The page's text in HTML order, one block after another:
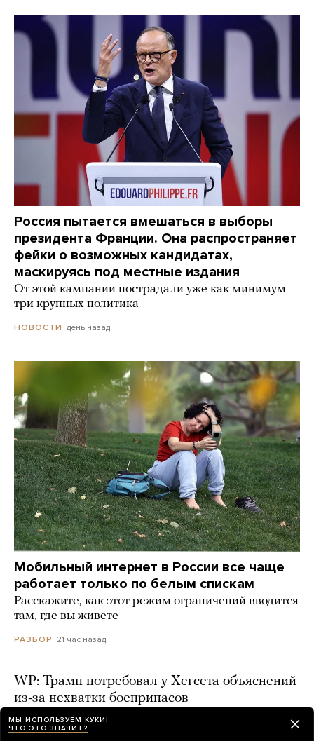
Россия пытается вмешаться в выборы
президента Франции. Она распространяет
фейки о возможных кандидатах,
маскируясь под местные издания
От этой кампании пострадали уже как минимум
три крупных политика
НОВОСТИ день назад
Мобильный интернет в России все чаще
работает только по белым спискам
Расскажите, как этот режим ограничений вводится
там, где вы живете
РАЗБОР 21 час назад
WP: Трамп потребовал у Хегсета объяснений
из-за нехватки боеприпасов
день назад
МЫ ИСПОЛЬЗУЕМ КУКИ!
ЧТО ЭТО ЗНАЧИТ?